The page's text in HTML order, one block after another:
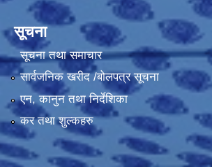
सूचना
सूचना तथा समाचार
सार्वजनिक खरीद /बोलपत्र सूचना
एन, कानुन तथा निर्देशिका
कर तथा शुल्कहरु